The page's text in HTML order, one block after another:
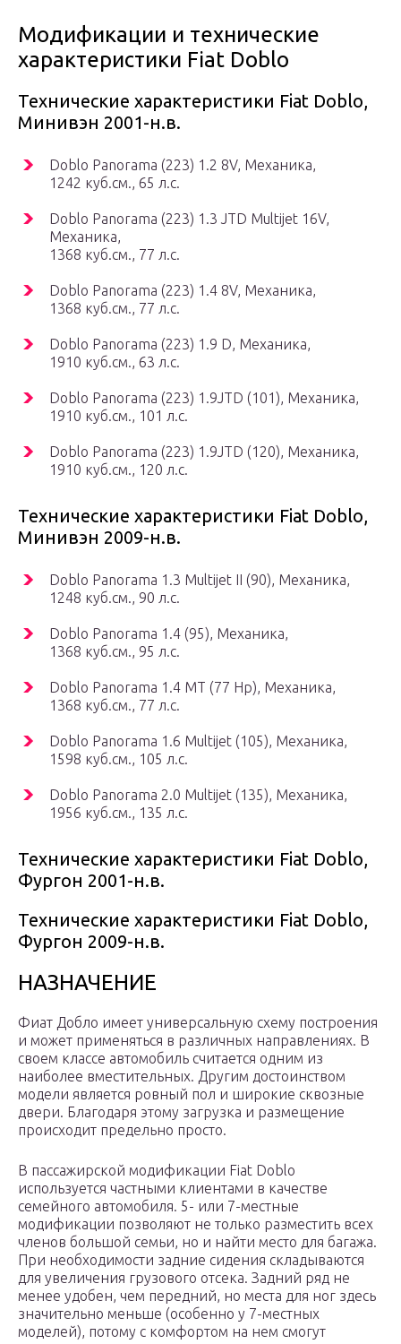
Модификации и технические
характеристики Fiat Doblo
Технические характеристики Fiat Doblo,
Минивэн 2001-н.в.
Doblo Panorama (223) 1.2 8V, Механика,
1242 куб.см., 65 л.с.
Doblo Panorama (223) 1.3 JTD Multijet 16V,
Механика,
1368 куб.см., 77 л.с.
Doblo Panorama (223) 1.4 8V, Механика,
1368 куб.см., 77 л.с.
Doblo Panorama (223) 1.9 D, Механика,
1910 куб.см., 63 л.с.
Doblo Panorama (223) 1.9JTD (101), Механика,
1910 куб.см., 101 л.с.
Doblo Panorama (223) 1.9JTD (120), Механика,
1910 куб.см., 120 л.с.
Технические характеристики Fiat Doblo,
Минивэн 2009-н.в.
Doblo Panorama 1.3 Multijet II (90), Механика,
1248 куб.см., 90 л.с.
Doblo Panorama 1.4 (95), Механика,
1368 куб.см., 95 л.с.
Doblo Panorama 1.4 MT (77 Hp), Механика,
1368 куб.см., 77 л.с.
Doblo Panorama 1.6 Multijet (105), Механика,
1598 куб.см., 105 л.с.
Doblo Panorama 2.0 Multijet (135), Механика,
1956 куб.см., 135 л.с.
Технические характеристики Fiat Doblo,
Фургон 2001-н.в.
Технические характеристики Fiat Doblo,
Фургон 2009-н.в.
НАЗНАЧЕНИЕ
Фиат Добло имеет универсальную схему построения
и может применяться в различных направлениях. В
своем классе автомобиль считается одним из
наиболее вместительных. Другим достоинством
модели является ровный пол и широкие сквозные
двери. Благодаря этому загрузка и размещение
происходит предельно просто.
В пассажирской модификации Fiat Doblo
используется частными клиентами в качестве
семейного автомобиля. 5- или 7-местные
модификации позволяют не только разместить всех
членов большой семьи, но и найти место для багажа.
При необходимости задние сидения складываются
для увеличения грузового отсека. Задний ряд не
менее удобен, чем передний, но места для ног здесь
значительно меньше (особенно у 7-местных
моделей), потому с комфортом на нем смогут